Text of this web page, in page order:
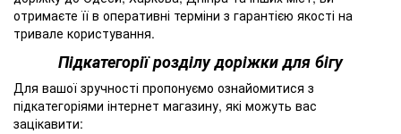
отримаєте її в оперативні терміни з гарантією якості на
тривале користування.
Підкатегорії розділу доріжки для бігу
Для вашої зручності пропонуємо ознайомитися з
підкатегоріями інтернет магазину, які можуть вас
зацікавити: